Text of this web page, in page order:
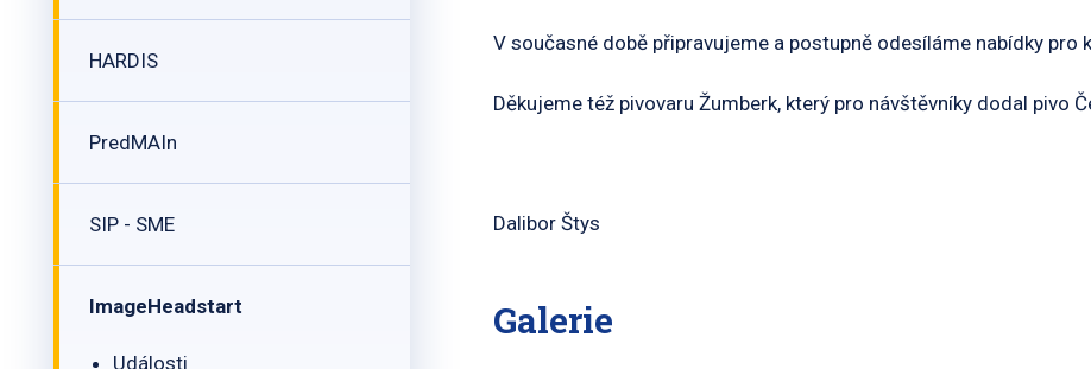
HARDIS
PredMAIn
SIP - SME
ImageHeadstart
Události
V současné době připravujeme a postupně odesíláme nabídky pro
Děkujeme též pivovaru Žumberk, který pro návštěvníky dodal pivo
Dalibor Štys
Galerie